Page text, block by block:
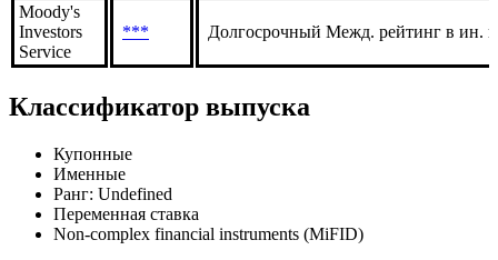
Moody's
Investors
Service
*** Долгосрочный Межд. рейтинг в ин.
Классификатор выпуска
Купонные
Именные
Ранг: Undefined
Переменная ставка
Non-complex financial instruments (MiFID)